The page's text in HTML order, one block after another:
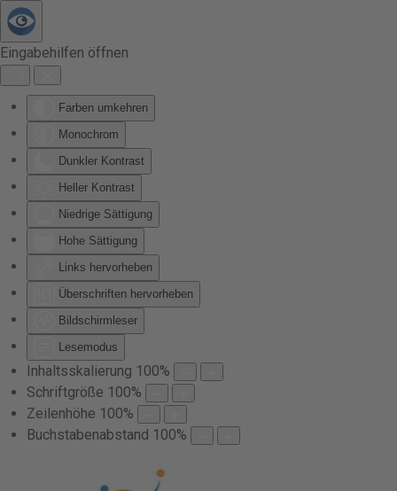
Eingabehilfen öffnen
Farben umkehren
Monochrom
Dunkler Kontrast
Heller Kontrast
Niedrige Sättigung
Hohe Sättigung
Links hervorheben
Überschriften hervorheben
Bildschirmleser
Lesemodus
Inhaltsskalierung 100%
Schriftgröße 100%
Zeilenhöhe 100%
Buchstabenabstand 100%
Zum Hauptinhalt springen